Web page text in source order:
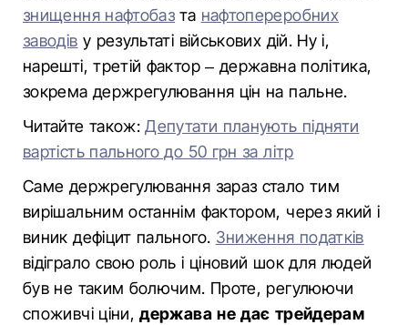
знищення нафтобаз та нафтопереробних
заводів у результаті військових дій. Ну і,
нарешті, третій фактор – державна політика,
зокрема держрегулювання цін на пальне.
Читайте також:Депутати планують підняти
вартість пального до 50 грн за літр
Саме держрегулювання зараз стало тим
вирішальним останнім фактором, через який і
виник дефіцит пального. Зниження податків
відіграло свою роль і ціновий шок для людей
був не таким болючим. Проте, регулюючи
споживчі ціни,держава не дає трейдерам